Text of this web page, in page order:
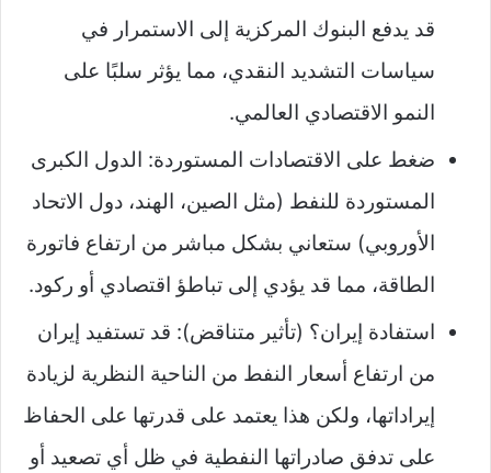
قد يدفع البنوك المركزية إلى الاستمرار في
سياسات التشديد النقدي، مما يؤثر سلبًا على
النمو الاقتصادي العالمي.
ضغط على الاقتصادات المستوردة: الدول الكبرى
المستوردة للنفط (مثل الصين، الهند، دول الاتحاد
الأوروبي) ستعاني بشكل مباشر من ارتفاع فاتورة
الطاقة، مما قد يؤدي إلى تباطؤ اقتصادي أو ركود.
استفادة إيران؟ (تأثير متناقض): قد تستفيد إيران
من ارتفاع أسعار النفط من الناحية النظرية لزيادة
إيراداتها، ولكن هذا يعتمد على قدرتها على الحفاظ
على تدفق صادراتها النفطية في ظل أي تصعيد أو